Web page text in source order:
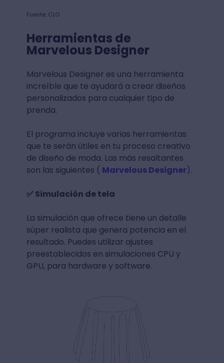
Fuente: CLO
Herramientas de
Marvelous Designer
Marvelous Designer es una herramienta
increíble que te ayudará a crear diseños
personalizados para cualquier tipo de
prenda.
El programa incluye varias herramientas
que te serán útiles en tu proceso creativo
de diseño de moda. Las más resaltantes
son las siguientes ( Marvelous Designer).
✅ Simulación de tela
La simulación que ofrece tiene un detalle
súper realista que genera potencia en el
resultado. Puedes utilizar ajustes
preestablecidos en simulaciones CPU y
GPU, para hardware y software.